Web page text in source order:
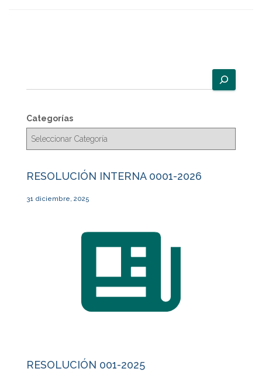
u
c
a
Categorías
RESOLUCIÓN INTERNA 0001-2026
31 diciembre, 2025
RESOLUCIÓN 001-2025